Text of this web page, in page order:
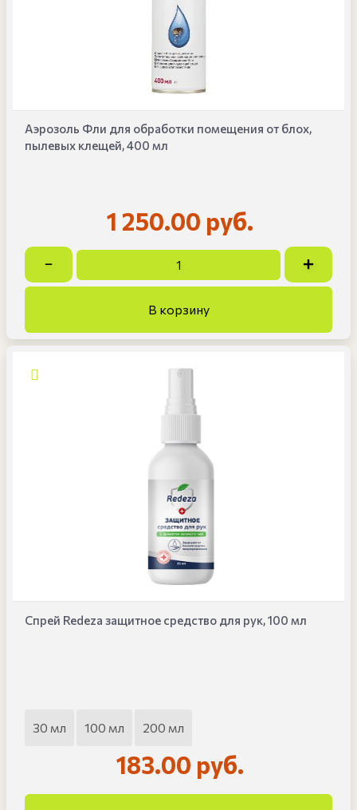
Аэрозоль Фли для обработки помещения от блох,
пылевых клещей, 400 мл
1 250.00 руб.
Спрей Redeza защитное средство для рук, 100 мл
30 мл 100 мл 200 мл
183.00 руб.